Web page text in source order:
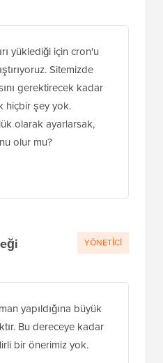
yüklediği için cron'u
Sitemizde
gerektirecek kadar
hiçbir şey yok.
olarak ayarlarsak,
yapıldığına büyük
Bu dereceye kadar